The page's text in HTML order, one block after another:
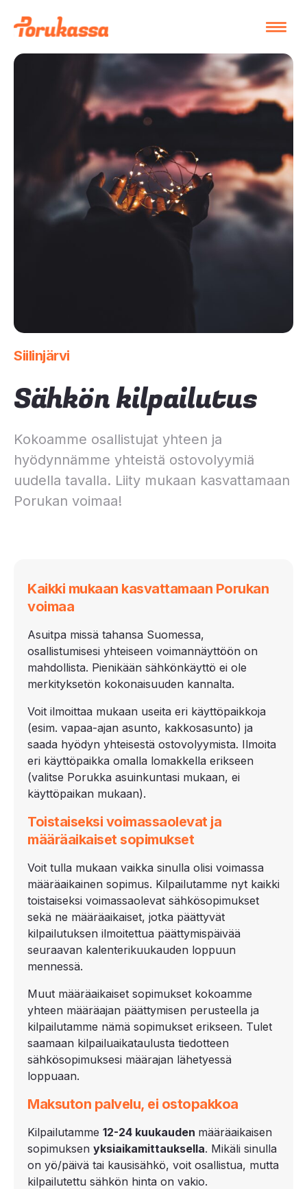
Siilinjärvi
Sähkön kilpailutus
Kokoamme osallistujat yhteen ja
hyödynnämme yhteistä ostovolyymiä
uudella tavalla. Liity mukaan kasvattamaan
Porukan voimaa!
Kaikki mukaan kasvattamaan Porukan
voimaa
Asuitpa missä tahansa Suomessa,
osallistumisesi yhteiseen voimannäyttöön on
mahdollista. Pienikään sähkönkäyttö ei ole
merkityksetön kokonaisuuden kannalta.
Voit ilmoittaa mukaan useita eri käyttöpaikkoja
(esim. vapaa-ajan asunto, kakkosasunto) ja
saada hyödyn yhteisestä ostovolyymista. Ilmoita
eri käyttöpaikka omalla lomakkella erikseen
(valitse Porukka asuinkuntasi mukaan, ei
käyttöpaikan mukaan).
Toistaiseksi voimassaolevat ja
määräaikaiset sopimukset
Voit tulla mukaan vaikka sinulla olisi voimassa
määräaikainen sopimus. Kilpailutamme nyt kaikki
toistaiseksi voimassaolevat sähkösopimukset
sekä ne määräaikaiset, jotka päättyvät
kilpailutuksen ilmoitettua päättymispäivää
seuraavan kalenterikuukauden loppuun
mennessä.
Muut määräaikaiset sopimukset kokoamme
yhteen määräajan päättymisen perusteella ja
kilpailutamme nämä sopimukset erikseen. Tulet
saamaan kilpailuaikataulusta tiedotteen
sähkösopimuksesi määrajan lähetyessä
loppuaan.
Maksuton palvelu, ei ostopakkoa
Kilpailutamme 12-24 kuukauden määräaikaisen
sopimuksen yksiaikamittauksella. Mikäli sinulla
on yö/päivä tai kausisähkö, voit osallistua, mutta
kilpailutettu sähkön hinta on vakio.